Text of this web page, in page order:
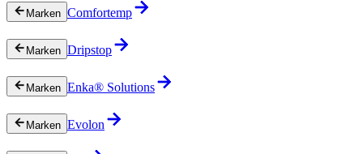
Marken Comfortemp
Marken Dripstop
Marken Enka® Solutions
Marken Evolon